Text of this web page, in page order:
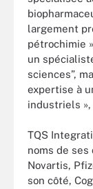
largement
pétrochimie
un
sciences”,
expertise à
industriels
TQS
noms de ses
Novartis,
son côté,